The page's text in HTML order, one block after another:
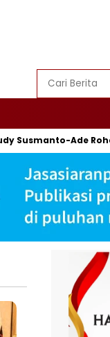
Ade